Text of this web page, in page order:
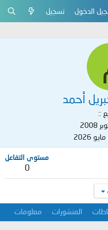
الدخول تسجيل
أحمد
::
مستوى التفاعل
0
المنشورات معلومات